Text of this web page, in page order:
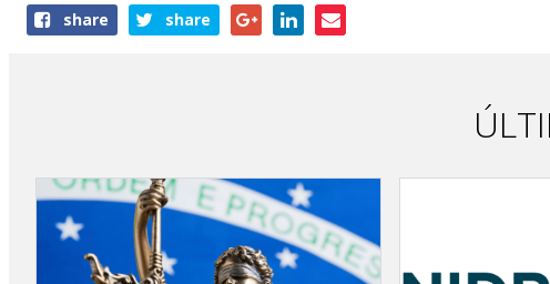
Shareshare share